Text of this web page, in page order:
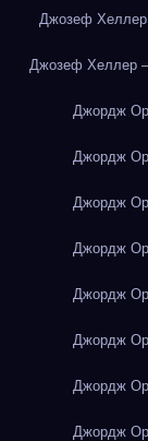
Джозеф
Джозеф Хеллер
Джордж
Джордж
Джордж
Джордж
Джордж
Джордж
Джордж
Джордж